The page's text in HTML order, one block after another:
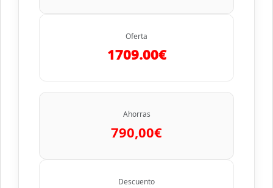
Oferta
1709.00€
Ahorras
790,00€
Descuento